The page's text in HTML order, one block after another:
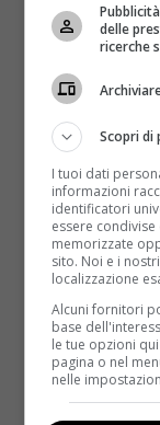
d’età più
anni. La
contro questa
morte di 270
LEGGI ANCHE:
SESSO ORALE
Le giornate
avrà luogo la
visite e
fumo e alcol
contrarre lo
possibilità nel
stesso
ammesso che
sesso orale,
delle
ricerche
Scopri di
I tuoi dati
informazioni
identificatori
essere
memorizzate
sito. Noi e i
localizzazione
Alcuni fornitori
base
le tue opzioni
pagina o nel
nelle